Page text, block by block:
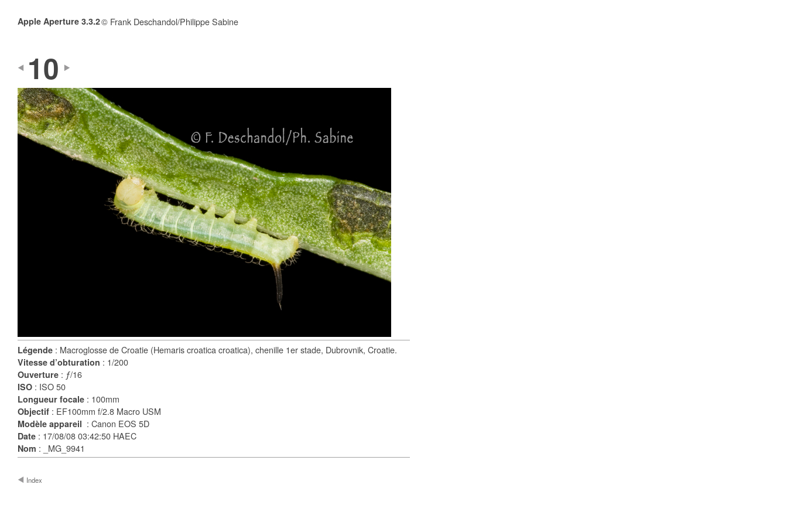
Apple Aperture 3.3.2© Frank Deschandol/Philippe Sabine
10
Légende : Macroglosse de Croatie (Hemaris croatica croatica), chenille 1er stade, Dubrovnik, Croatie.
Vitesse d’obturation : 1/200
Ouverture : ƒ/16
ISO : ISO 50
Longueur focale : 100mm
Objectif : EF100mm f/2.8 Macro USM
Modèle appareil : Canon EOS 5D
Date : 17/08/08 03:42:50 HAEC
Nom : _MG_9941
Index